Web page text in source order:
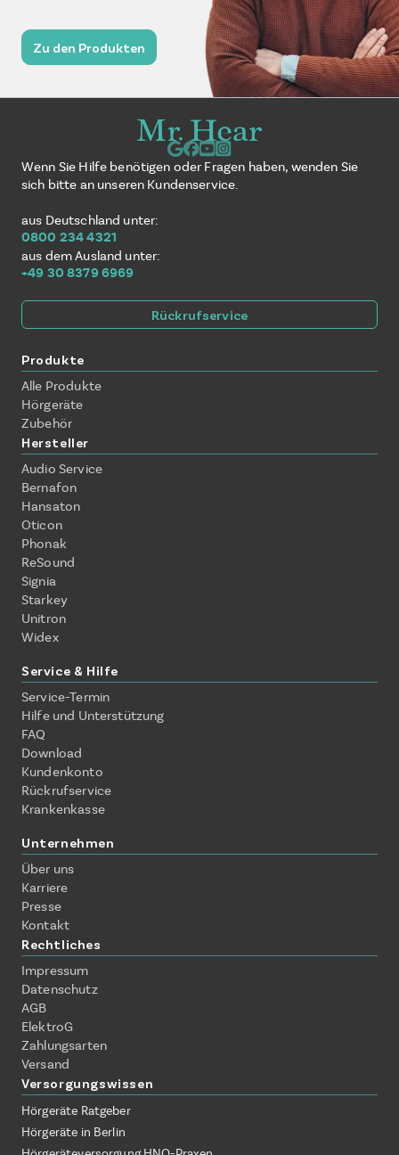
Zu den Produkten
Wenn Sie Hilfe benötigen oder Fragen haben, wenden Sie
sich bitte an unseren Kundenservice.
aus Deutschland unter:
0800 234 4321
aus dem Ausland unter:
+49 30 8379 6969
Rückrufservice
Produkte
Alle Produkte
Hörgeräte
Zubehör
Hersteller
Audio Service
Bernafon
Hansaton
Oticon
Phonak
ReSound
Signia
Starkey
Unitron
Widex
Service & Hilfe
Service-Termin
Hilfe und Unterstützung
FAQ
Download
Kundenkonto
Rückrufservice
Krankenkasse
Unternehmen
Über uns
Karriere
Presse
Kontakt
Rechtliches
Impressum
Datenschutz
AGB
ElektroG
Zahlungsarten
Versand
Versorgungswissen
Hörgeräte Ratgeber
Hörgeräte in Berlin